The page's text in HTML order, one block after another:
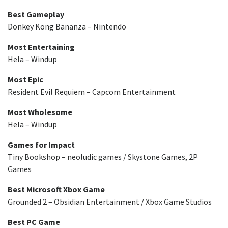
Best Gameplay
Donkey Kong Bananza – Nintendo
Most Entertaining
Hela – Windup
Most Epic
Resident Evil Requiem – Capcom Entertainment
Most Wholesome
Hela – Windup
Games for Impact
Tiny Bookshop – neoludic games / Skystone Games, 2P
Games
Best Microsoft Xbox Game
Grounded 2 – Obsidian Entertainment / Xbox Game Studios
Best PC Game